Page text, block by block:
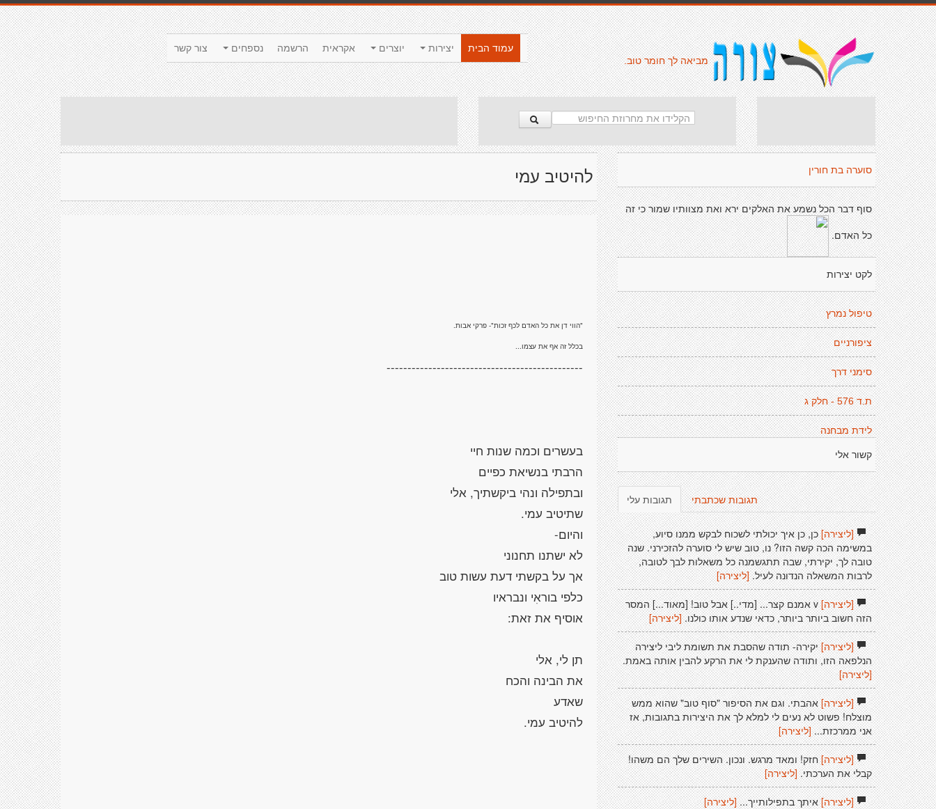
צור קשר נספחים הרשמה אקראית יוצרים יצירות
עמוד הבית
מביאה לך חומר טוב.
להיטיב עמי
בכלל זה אף את עצמו...
סוערה בת חורין
סוף דבר הכל נשמע את האלקים ירא ואת מצוותיו שמור כי זה
כל האדם.
לקט יצירות
טיפול נמרץ
ציפורניים
סימני דרך
ת.ד 576 - חלק ג
לידת מבחנה
קשור אלי
תגובות עלי תגובות שכתבתי
[ליצירה]כן, כן איך יכולתי לשכוח לבקש ממנו סיוע,
במשימה הכה קשה הזו? נו, טוב שיש לי סוערה להזכירני. שנה
טובה לך, יקירתי, שבה תתגשמנה כל משאלות לבך לטובה,
לרבות המשאלה הנדונה לעיל. [ליצירה]
[ליצירה] v אמנם קצר... [מדי..] אבל טוב! [מאוד...] המסר
הזה חשוב ביותר ביותר, כדאי שנדע אותו כולנו. [ליצירה]
[ליצירה]יקירה- תודה שהסבת את תשומת ליבי ליצירה
הנלפאה הזו, ותודה שהענקת לי את הרקע להבין אותה באמת.
[ליצירה]
[ליצירה]אהבתי. וגם את הסיפור "סוף טוב" שהוא ממש
מוצלח! פשוט לא נעים לי למלא לך את היצירות בתגובות, אז
אני ממרכזת... [ליצירה]
[ליצירה]חזק! ומאד מרגש. ונכון. השירים שלך הם משהו!
קבלי את הערכתי. [ליצירה]
[ליצירה]איתך בתפילותייך... [ליצירה]